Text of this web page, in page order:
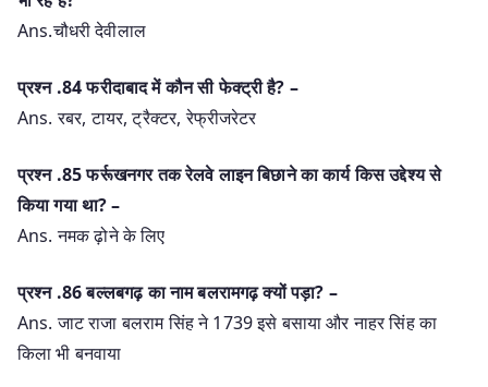
Ans.चौधरी देवीलाल
प्रश्‍न .84 फरीदाबाद में कौन सी फेक्ट्री है? –
Ans. रबर, टायर, ट्रैक्टर, रेफ्रीजरेटर
प्रश्‍न .85 फर्रूखनगर तक रेलवे लाइन बिछाने का कार्य किस उद्देश्य से
किया गया था? –
Ans. नमक ढ़ोने के लिए
प्रश्‍न .86 बल्लबगढ़ का नाम बलरामगढ़ क्यों पड़ा? –
Ans. जाट राजा बलराम सिंह ने 1739 इसे बसाया और नाहर सिंह का
किला भी बनवाया